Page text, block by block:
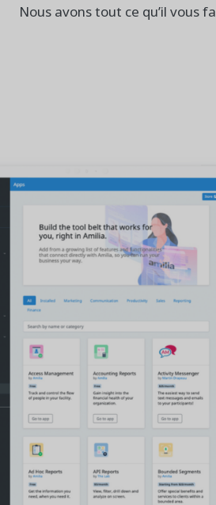
Nous avons tout ce qu’il vous